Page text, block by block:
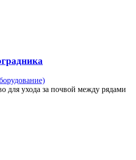
для ухода за почвой между рядами